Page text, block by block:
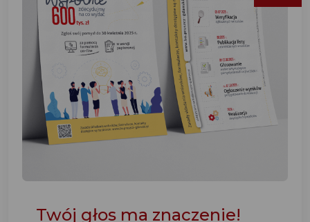
Twój głos ma znaczenie!